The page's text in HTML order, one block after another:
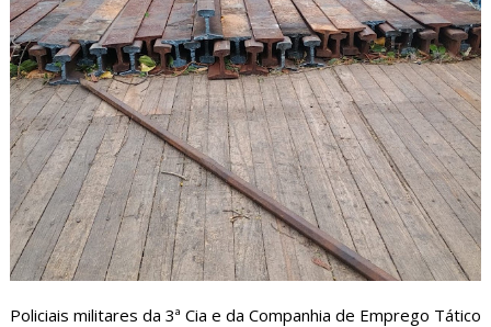
Policiais militares da 3ª Cia e da Companhia de Emprego Tático